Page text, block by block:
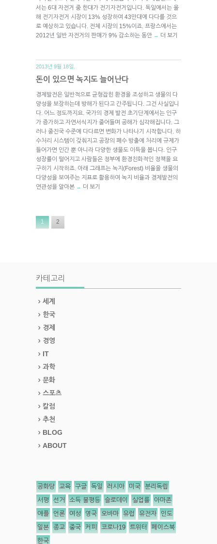
서는 6대 자전거 중 한대가 전기자전거입니다. 독일에서는 올
해 전기자전거 시장이 13% 성장하여 43만대에 다다를 것으
로 예상하고 있습니다. 전체 시장의 15%이죠. 프랑스에서는
2012년 일반 자전거의 판매가 9% 감소하는 동안 → 더 보기
2013년 9월 18일.
돈이 있으면 녹지도 늘어난다
경제발전은 일반적으로 균형잡힌 환경을 조성하고 생물의 다
양성을 보장하는데 방해가 된다고 간주됩니다. 그건 사실입니
다. 어느 정도까지요. 국가의 경제 발전 초기단계에서는 인구
가 증가하고 자연서식지가 줄어들며 공해가 심각해집니다. 그
러나 중진국 수준에 다다르면 변화가 나타나기 시작합니다. 하
수처리 시스템이 갖춰지고 공장의 폐수 방출에 처리에 규제가
들어가면 인간 뿐 아니라 다양한 생물도 이득을 봅니다. 인구
성장률이 떨어지고 사람들은 정부에 환경친화적인 정책을 요
구하기 시작하죠. 아래 그래프는 녹지(Forest) 비율을 생물의
다양성을 보여주는 지표로 활용하여 녹지 비율과 경제발전의
연관성을 알아본 → 더 보기
1 2
카테고리
세계
한국
경제
경영
IT
과학
문화
스포츠
칼럼
추천
BLOG
ABOUT
공화당 교육 구글 독일 러시아 미국 분리독립
서평 선거 소득 불평등 슬로데이 실업률 아마존
애플 언론 여성 영국 오바마 유럽 유전자 인도
일본 종교 중국 커피 코로나19 트위터 페이스북
한국